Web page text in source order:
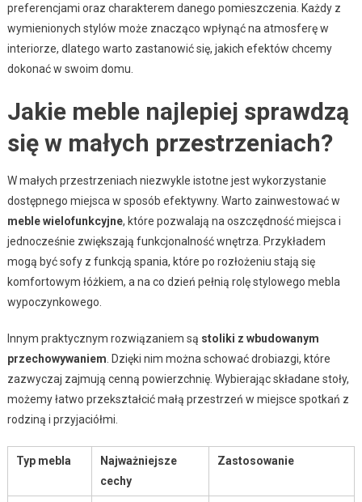
preferencjami oraz charakterem danego pomieszczenia. Każdy z
wymienionych stylów może znacząco wpłynąć na atmosferę w
interiorze, dlatego warto zastanowić się, jakich efektów chcemy
dokonać w swoim domu.
Jakie meble najlepiej sprawdzą
się w małych przestrzeniach?
W małych przestrzeniach niezwykle istotne jest wykorzystanie
dostępnego miejsca w sposób efektywny. Warto zainwestować w
meble wielofunkcyjne, które pozwalają na oszczędność miejsca i
jednocześnie zwiększają funkcjonalność wnętrza. Przykładem
mogą być sofy z funkcją spania, które po rozłożeniu stają się
komfortowym łóżkiem, a na co dzień pełnią rolę stylowego mebla
wypoczynkowego.
Innym praktycznym rozwiązaniem są stoliki z wbudowanym
przechowywaniem . Dzięki nim można schować drobiazgi, które
zazwyczaj zajmują cenną powierzchnię. Wybierając składane stoły,
możemy łatwo przekształcić małą przestrzeń w miejsce spotkań z
rodziną i przyjaciółmi.
Typ mebla
Najważniejsze
cechy
Zastosowanie